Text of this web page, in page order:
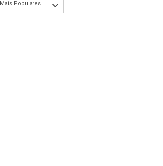
Mais Populares